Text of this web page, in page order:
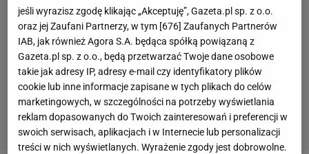
jeśli wyrazisz zgodę klikając „Akceptuję”, Gazeta.pl sp. z o.o.
oraz jej Zaufani Partnerzy, w tym [676] Zaufanych Partnerów
IAB, jak również Agora S.A. będąca spółką powiązaną z
Gazeta.pl sp. z o.o., będą przetwarzać Twoje dane osobowe
takie jak adresy IP, adresy e-mail czy identyfikatory plików
cookie lub inne informacje zapisane w tych plikach do celów
marketingowych, w szczególności na potrzeby wyświetlania
reklam dopasowanych do Twoich zainteresowań i preferencji w
swoich serwisach, aplikacjach i w Internecie lub personalizacji
treści w nich wyświetlanych. Wyrażenie zgody jest dobrowolne.